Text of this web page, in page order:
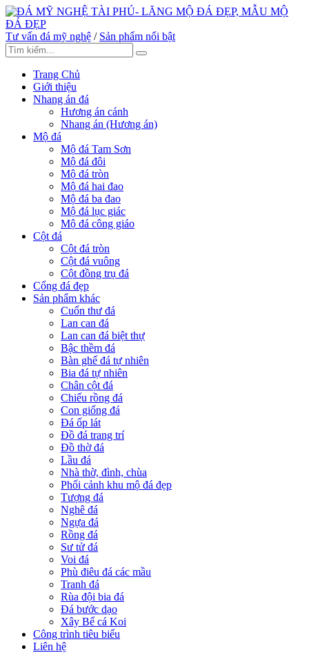
Tư vấn đá mỹ nghệ / Sản phẩm nổi bật
Trang Chủ
Giới thiệu
Nhang án đá
Hương án cánh
Nhang án (Hương án)
Mộ đá
Mộ đá Tam Sơn
Mộ đá đôi
Mộ đá tròn
Mộ đá hai đao
Mộ đá ba đao
Mộ đá lục giác
Mộ đá công giáo
Cột đá
Cột đá tròn
Cột đá vuông
Cột đồng trụ đá
Cổng đá đẹp
Sản phẩm khác
Cuốn thư đá
Lan can đá
Lan can đá biệt thự
Bậc thềm đá
Bàn ghế đá tự nhiên
Bia đá tự nhiên
Chân cột đá
Chiếu rồng đá
Con giống đá
Đá ốp lát
Đồ đá trang trí
Đồ thờ đá
Lầu đá
Nhà thờ, đình, chùa
Phối cảnh khu mộ đá đẹp
Tượng đá
Nghê đá
Ngựa đá
Rồng đá
Sư tử đá
Voi đá
Phù điêu đá các mầu
Tranh đá
Rùa đội bia đá
Đá bước dạo
Xây Bể cá Koi
Công trình tiêu biểu
Liên hệ